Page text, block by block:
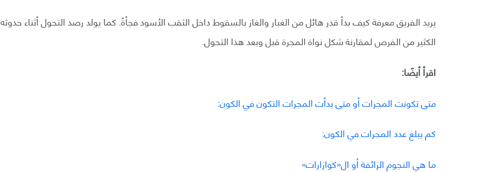
يريد الفريق معرفة كيف بدأ قدر هائل من الغبار والغاز بالسقوط داخل الثقب الأسود فجأةً. كما يولد رصد التحول أثناء حدوثه
الكثير من الفرص لمقارنة شكل نواة المجرة قبل وبعد هذا التحول.
اقرأ أيضًا:
متى تكونت المجرات أو متى بدأت المجرات التكون في الكون:
كم يبلغ عدد المجرات في الكون:
ما هي النجوم الزائفة أو ال«كوازارات»